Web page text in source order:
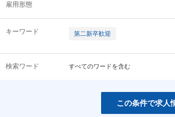
ティブ
雇用形態
キーワード 第二新卒歓迎
クに関するキーワード
HTML5
検索ワード すべてのワードを含む
この条件で求人